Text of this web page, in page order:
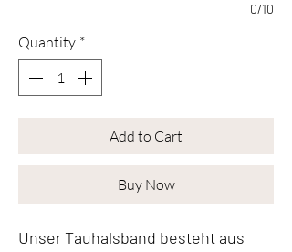
0/10
Quantity *
Add to Cart
Buy Now
Unser Tauhalsband besteht aus